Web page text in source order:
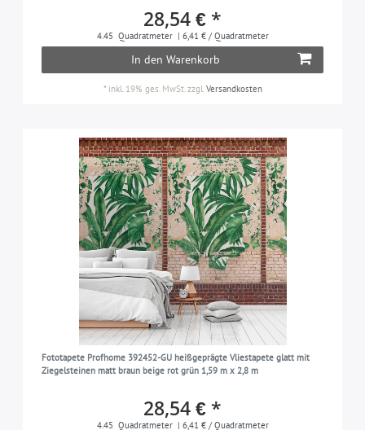
28,54 € *
4.45 Quadratmeter | 6,41 € / Quadratmeter
In den Warenkorb
* inkl. 19% ges. MwSt.zzgl.Versandkosten
Fototapete Profhome 392452-GU heißgeprägte Vliestapete glatt mit
Ziegelsteinen matt braun beige rot grün 1,59 m x 2,8 m
28,54 € *
4.45 Quadratmeter | 6,41 € / Quadratmeter